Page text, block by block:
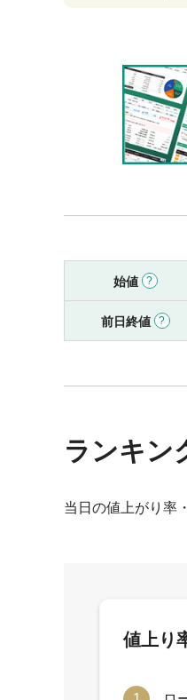
始値
前日終値
ランキン
当日の値上がり率